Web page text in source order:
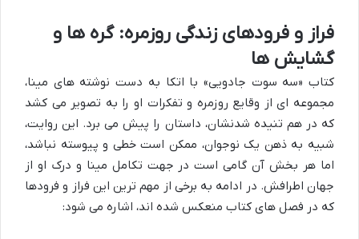
فراز و فرودهای زندگی روزمره: گره ها و
گشایش ها
کتاب «سه سوت جادویی» با اتکا به دست نوشته های مینا،
مجموعه ای از وقایع روزمره و تفکرات او را به تصویر می کشد
که در هم تنیده شدنشان، داستان را پیش می برد. این روایت،
شبیه به ذهن یک نوجوان، ممکن است خطی و پیوسته نباشد،
اما هر بخش آن گامی است در جهت تکامل مینا و درک او از
جهان اطرافش. در ادامه به برخی از مهم ترین این فراز و فرودها
که در فصل های کتاب منعکس شده اند، اشاره می شود: